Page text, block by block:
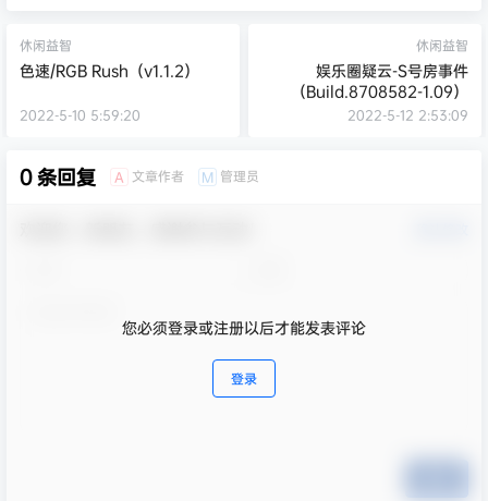
休闲益智
色速/RGB Rush（v1.1.2）
2022-5-10 5:59:20
休闲益智
娱乐圈疑云-S号房事件
（Build.8708582-1.09）
2022-5-12 2:53:09
0 条回复 A 文章作者 M 管理员
您必须登录或注册以后才能发表评论
登录